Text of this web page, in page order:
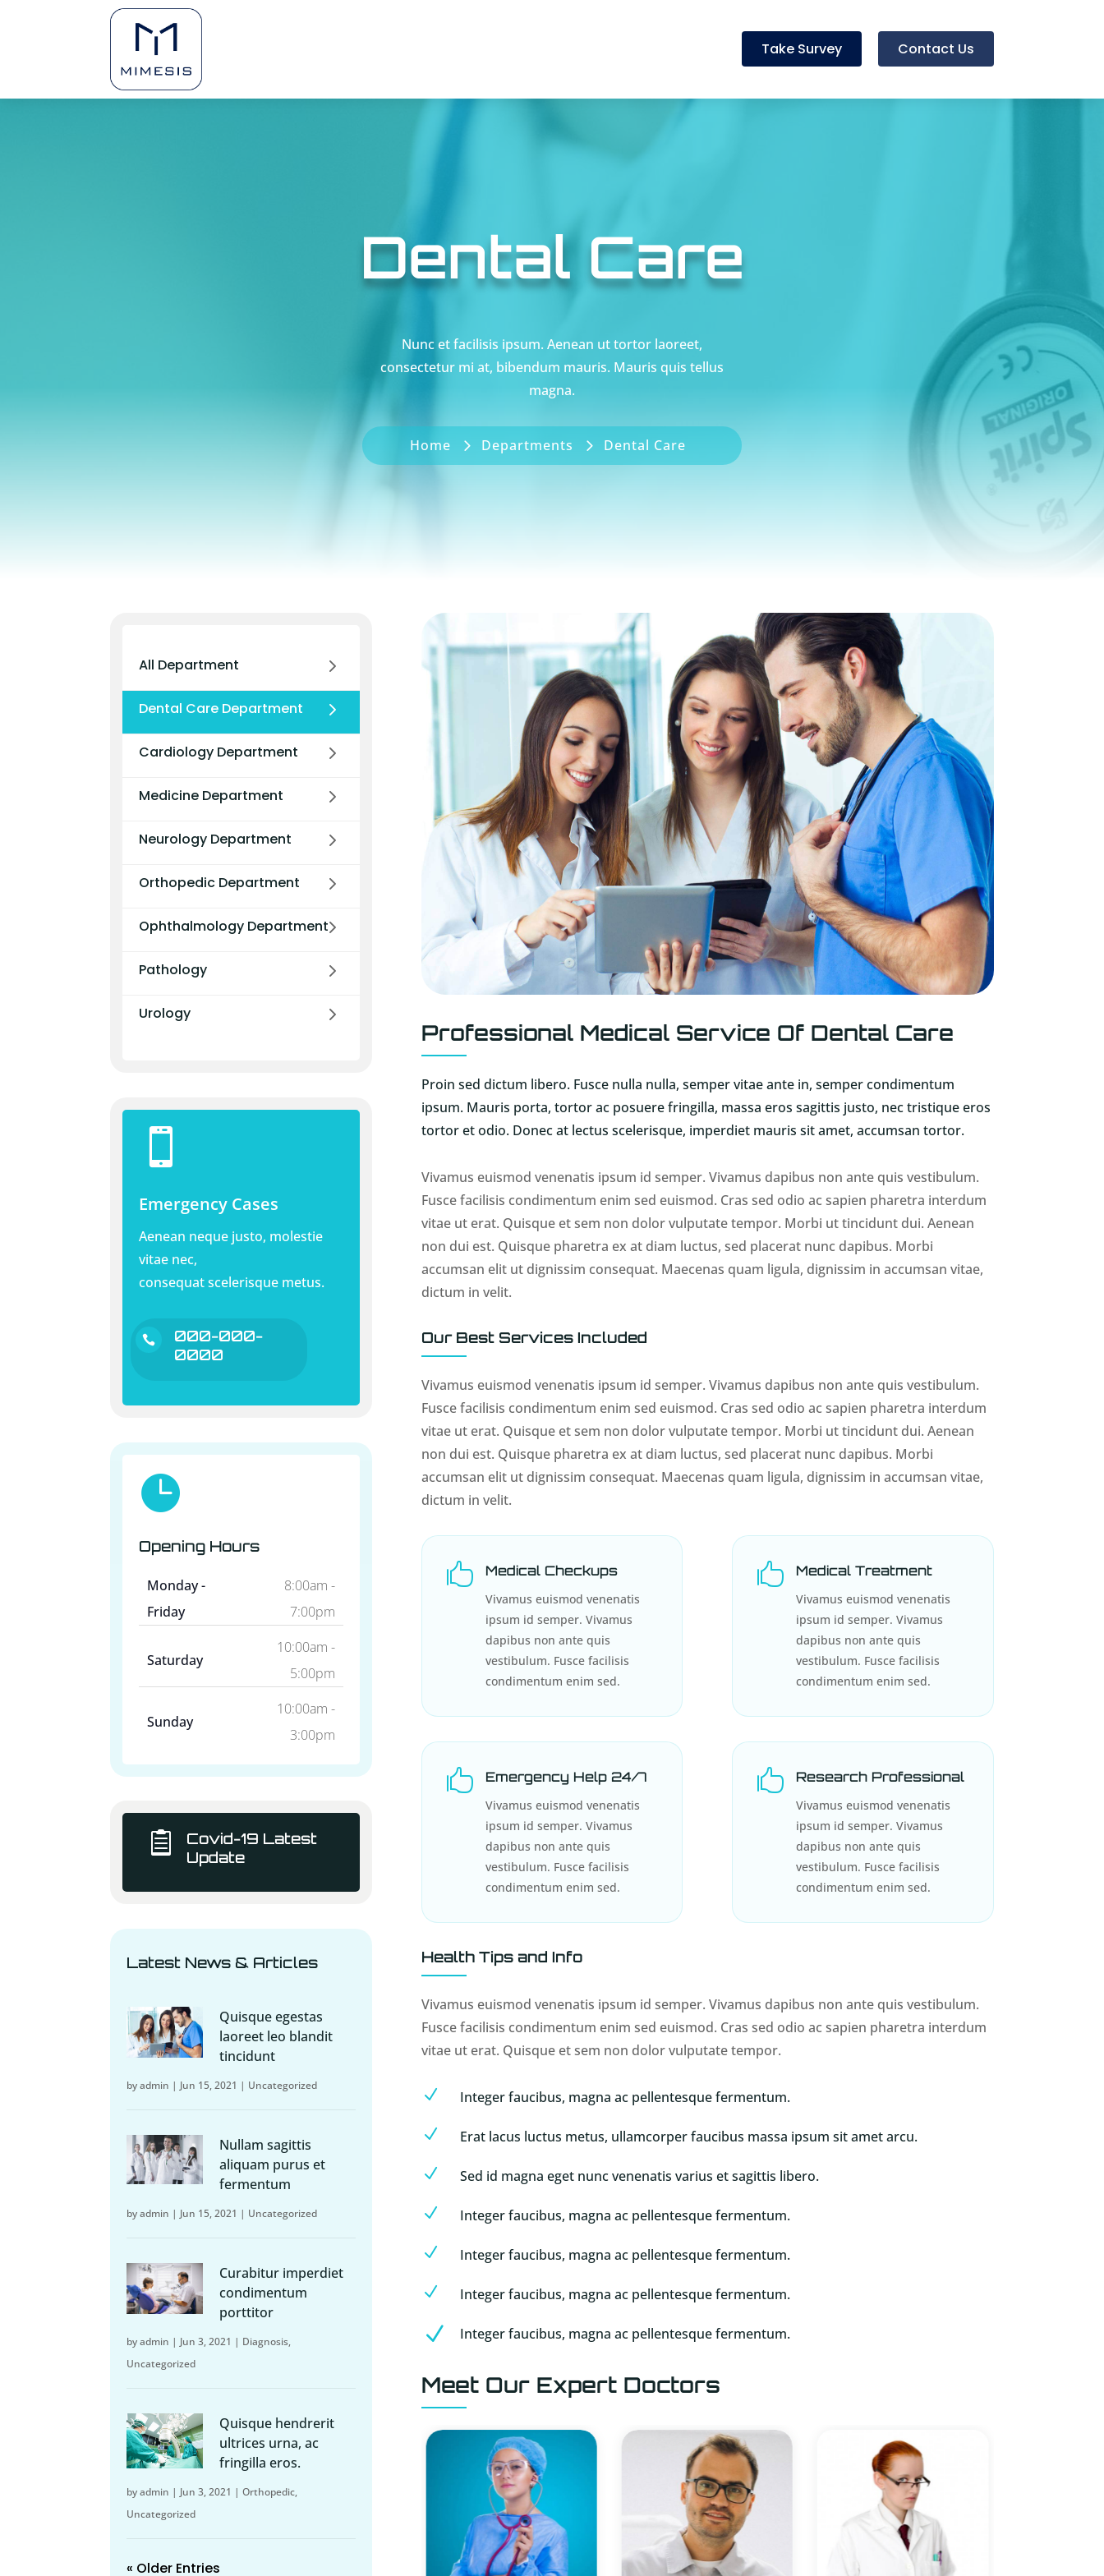
Take Survey Contact Us
Dental Care
Nunc et facilisis ipsum. Aenean ut tortor laoreet,
consectetur mi at, bibendum mauris. Mauris quis tellus
magna.
Home Departments Dental Care
All Department
Dental Care Department
Cardiology Department
Medicine Department
Neurology Department
Orthopedic Department
Ophthalmology Department
Pathology
Urology

Emergency Cases
Aenean neque justo, molestie
vitae nec,
consequat scelerisque metus.

000-000-
0000

Opening Hours
Monday -
Friday
8:00am -
7:00pm
Saturday
10:00am -
5:00pm
Sunday
10:00am -
3:00pm

Covid-19 Latest
Update
Latest News & Articles
Quisque egestas
laoreet leo blandit
tincidunt
byadmin | Jun 15, 2021 | Uncategorized
Nullam sagittis
aliquam purus et
fermentum
byadmin | Jun 15, 2021 | Uncategorized
Curabitur imperdiet
condimentum
porttitor
byadmin | Jun 3, 2021 | Diagnosis,
Uncategorized
Quisque hendrerit
ultrices urna, ac
fringilla eros.
byadmin | Jun 3, 2021 |Orthopedic,
Uncategorized
« Older Entries
Professional Medical Service Of Dental Care
Proin sed dictum libero. Fusce nulla nulla, semper vitae ante in, semper condimentum
ipsum. Mauris porta, tortor ac posuere fringilla, massa eros sagittis justo, nec tristique eros
tortor et odio. Donec at lectus scelerisque, imperdiet mauris sit amet, accumsan tortor.
Vivamus euismod venenatis ipsum id semper. Vivamus dapibus non ante quis vestibulum.
Fusce facilisis condimentum enim sed euismod. Cras sed odio ac sapien pharetra interdum
vitae ut erat. Quisque et sem non dolor vulputate tempor. Morbi ut tincidunt dui. Aenean
non dui est. Quisque pharetra ex at diam luctus, sed placerat nunc dapibus. Morbi
accumsan elit ut dignissim consequat. Maecenas quam ligula, dignissim in accumsan vitae,
dictum in velit.
Our Best Services Included
Vivamus euismod venenatis ipsum id semper. Vivamus dapibus non ante quis vestibulum.
Fusce facilisis condimentum enim sed euismod. Cras sed odio ac sapien pharetra interdum
vitae ut erat. Quisque et sem non dolor vulputate tempor. Morbi ut tincidunt dui. Aenean
non dui est. Quisque pharetra ex at diam luctus, sed placerat nunc dapibus. Morbi
accumsan elit ut dignissim consequat. Maecenas quam ligula, dignissim in accumsan vitae,
dictum in velit.
 Medical Checkups
Vivamus euismod venenatis
ipsum id semper. Vivamus
dapibus non ante quis
vestibulum. Fusce facilisis
condimentum enim sed.
 Emergency Help 24/7
Vivamus euismod venenatis
ipsum id semper. Vivamus
dapibus non ante quis
vestibulum. Fusce facilisis
condimentum enim sed.
 Medical Treatment
Vivamus euismod venenatis
ipsum id semper. Vivamus
dapibus non ante quis
vestibulum. Fusce facilisis
condimentum enim sed.
 Research Professional
Vivamus euismod venenatis
ipsum id semper. Vivamus
dapibus non ante quis
vestibulum. Fusce facilisis
condimentum enim sed.
Health Tips and Info
Vivamus euismod venenatis ipsum id semper. Vivamus dapibus non ante quis vestibulum.
Fusce facilisis condimentum enim sed euismod. Cras sed odio ac sapien pharetra interdum
vitae ut erat. Quisque et sem non dolor vulputate tempor.
N Integer faucibus, magna ac pellentesque fermentum.
N Erat lacus luctus metus, ullamcorper faucibus massa ipsum sit amet arcu.
N Sed id magna eget nunc venenatis varius et sagittis libero.
N Integer faucibus, magna ac pellentesque fermentum.
N Integer faucibus, magna ac pellentesque fermentum.
N Integer faucibus, magna ac pellentesque fermentum.
N Integer faucibus, magna ac pellentesque fermentum.
Meet Our Expert Doctors